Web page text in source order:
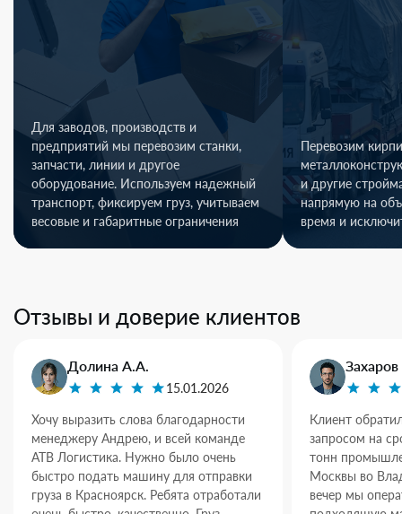
Для заводов, производств и
предприятий мы перевозим станки,
запчасти, линии и другое
оборудование. Используем надежный
транспорт, фиксируем груз, учитываем
весовые и габаритные ограничения
Перевозим
и другие
напрямую на
время и
Отзывы и доверие клиентов
Долина А.А.
15.01.2026
Хочу выразить слова благодарности
менеджеру Андрею, и всей команде
АТВ Логистика. Нужно было очень
быстро подать машину для отправки
груза в Красноярск. Ребята отработали
Клиент
запросом на
тонн
Москвы во
вечер мы